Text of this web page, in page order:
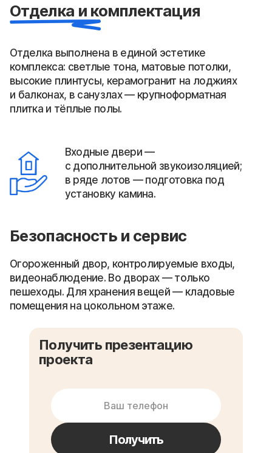
Отделка и комплектация
Отделка выполнена в единой эстетике
комплекса: светлые тона, матовые потолки,
высокие плинтусы, керамогранит на лоджиях
и балконах, в санузлах — крупноформатная
плитка и тёплые полы.
Входные двери —
с дополнительной звукоизоляцией;
в ряде лотов — подготовка под
установку камина.
Безопасность и сервис
Огороженный двор, контролируемые входы,
видеонаблюдение. Во дворах — только
пешеходы. Для хранения вещей — кладовые
помещения на цокольном этаже.
Получить презентацию
проекта
Получить